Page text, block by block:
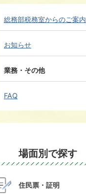
総務部税務室からのご案内
お知らせ
業務・その他
FAQ
場面別で探す
住民票・証明